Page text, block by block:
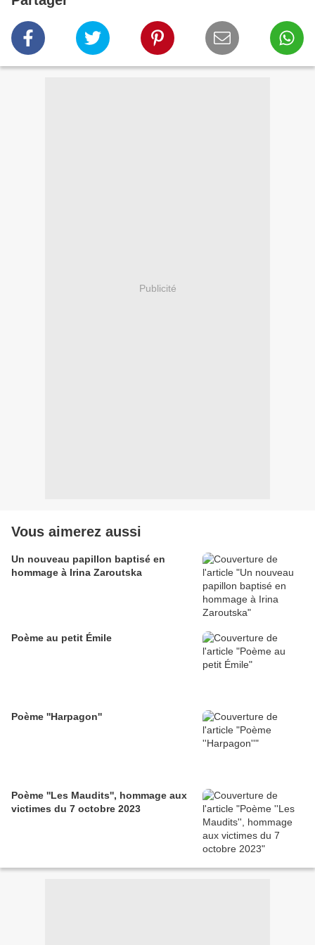
Publicité
Vous aimerez aussi
Un nouveau papillon baptisé en
hommage à Irina Zaroutska
Poème au petit Émile
Poème ''Harpagon''
Poème ''Les Maudits'', hommage aux
victimes du 7 octobre 2023